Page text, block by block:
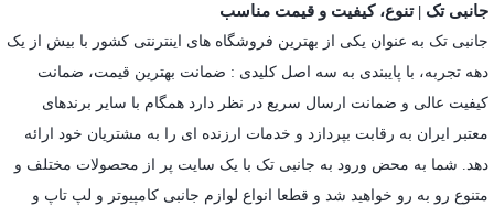
جانبی تک | تنوع، کیفیت و قیمت مناسب
جانبی تک به عنوان یکی از بهترین فروشگاه های اینترنتی کشور با بیش از یک
دهه تجربه، با پایبندی به سه اصل کلیدی : ضمانت بهترین قیمت، ضمانت
کیفیت عالی و ضمانت ارسال سریع در نظر دارد همگام با سایر برندهای
معتبر ایران به رقابت بپردازد و خدمات ارزنده ای را به مشتریان خود ارائه
دهد. شما به محض ورود به جانبی تک با یک سایت پر از محصولات مختلف و
متنوع رو به رو خواهید شد و قطعا انواع لوازم جانبی کامپیوتر و لپ تاپ و